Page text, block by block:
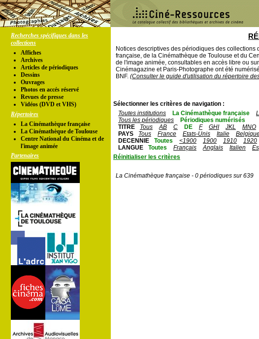
Recherches spécifiques dans les
collections
Affiches
Archives
Articles de périodiques
Dessins
Ouvrages
Photos en accés réservé
Revues de presse
Vidéos (DVD et VHS)
Répertoires
La Cinémathèque française
La Cinémathèque de Toulouse
Centre National du Cinéma et de
l'image animée
Partenaires
Notices descriptives des périodiques des collections
française, de la Cinémathèque de Toulouse et du
de l'image animée, consultables en accès libre ou
Cinémagazine et Paris-Photographe ont été
BNF. (Consulter le guide d'utilisation du répertoire
Sélectionner les critères de navigation :
Toutes institutions
La Cinémathèque française
Tous les périodiques
Périodiques numérisés
TITRE
Tous AB C DE F GHI JKL MNO
PAYS
Tous France Etats-Unis Italie
DECENNIE
Toutes <1900 1900 1910 1920
LANGUE
Toutes Français Anglais Italien
Réinitialiser les critères
La Cinémathèque française - 0 périodiques sur 639